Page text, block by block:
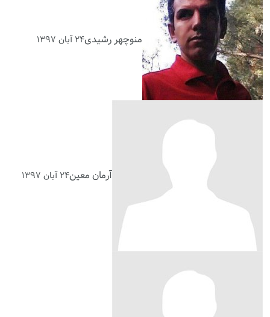
منوچهر رشیدی۲۴ آبان ۱۳۹۷
آرمان معین۲۴ آبان ۱۳۹۷